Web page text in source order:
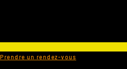
Prendre un rendez-vous